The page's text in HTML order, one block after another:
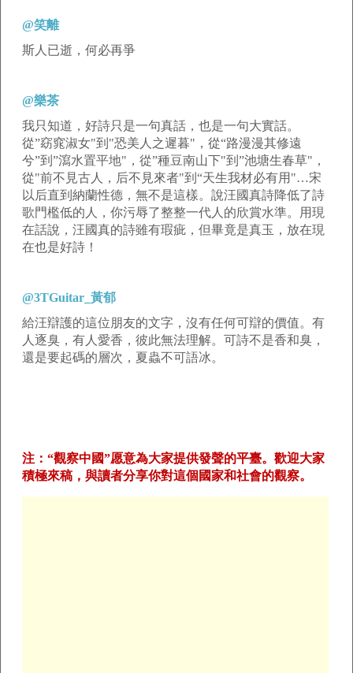
@笑離
斯人已逝，何必再爭
@樂茶
我只知道，好詩只是一句真話，也是一句大實話。
從”窈窕淑女"到"恐美人之遲暮"，從“路漫漫其修遠
兮”到”瀉水置平地"，從”種豆南山下"到”池塘生春草"，
從"前不見古人，后不見來者"到“天生我材必有用"…宋
以后直到納蘭性德，無不是這樣。說汪國真詩降低了詩
歌門檻低的人，你污辱了整整一代人的欣賞水準。用現
在話說，汪國真的詩雖有瑕疵，但畢竟是真玉，放在現
在也是好詩！
@3TGuitar_黃郁
給汪辯護的這位朋友的文字，沒有任何可辯的價值。有
人逐臭，有人愛香，彼此無法理解。可詩不是香和臭，
還是要起碼的層次，夏蟲不可語冰。
注：“觀察中國”愿意為大家提供發聲的平臺。歡迎大家
積極來稿，與讀者分享你對這個國家和社會的觀察。